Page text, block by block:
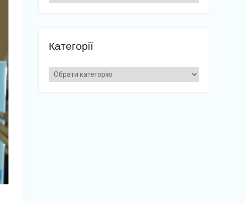
Категорії
Категорії